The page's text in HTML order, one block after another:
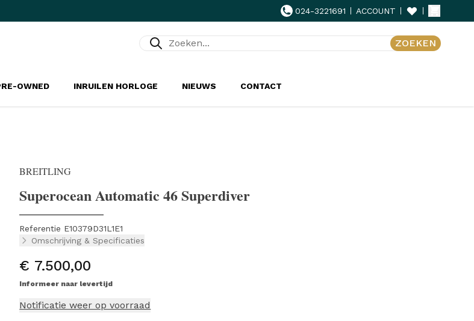
024-3221691 ACCOUNT
Zoeken... ZOEKEN
OWNED INRUILEN HORLOGE NIEUWS CONTACT
BREITLING
Superocean Automatic 46 Superdiver
Referentie E10379D31L1E1
Omschrijving & Specificaties
€ 7.500,00
Informeer naar levertijd
Notificatie weer op voorraad